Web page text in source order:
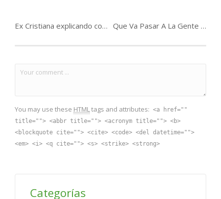
Ex Cristiana explicando como esta viviendo en el islam Que Va Pasar A La Gente Que No Adoraban A Dios?
You may use these HTMLtags and attributes: <a href=""
title=""> <abbr title=""> <acronym title=""> <b>
<blockquote cite=""> <cite> <code> <del datetime="">
<em> <i> <q cite=""> <s> <strike> <strong>
Categorías